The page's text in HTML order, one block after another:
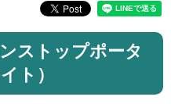
ストップポータ
ト）